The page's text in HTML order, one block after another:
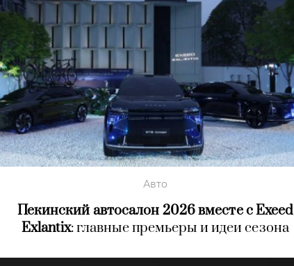
Авто
Пекинский автосалон 2026 вместе с Exeed
Exlantix: главные премьеры и идеи сезона